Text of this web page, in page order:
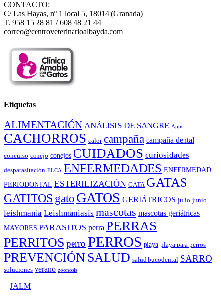
CONTACTO:
C/ Las Hayas, nº 1 local 5, 18014 (Granada)
T. 958 15 28 81 / 608 48 21 44
correo@centroveterinarioalbayda.com
Etiquetas
ALIMENTACIÓN ANÁLISIS DE SANGRE Apps
CACHORROS calor campaña campaña dental
concurso conejo conejos CUIDADOS curiosidades
desparasitación ELCA ENFERMEDADES ENFERMEDAD
PERIODONTAL ESTERILIZACIÓN GATA GATAS
GATITOS gato GATOS GERIÁTRICOS julio junio
leishmania Leishmaniasis mascotas mascotas geriátricas
MAYORES PARASITOS perra PERRAS
PERRITOS perro PERROS playa playa para perros
PREVENCIÓNSALUD salud bucodental SARRO
soluciones verano zoonosis
JALM